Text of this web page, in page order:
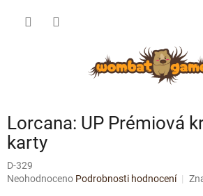
Lorcana: UP Prémiová
karty
D-329
Průměrné
Neohodnoceno Podrobnosti hodnocení